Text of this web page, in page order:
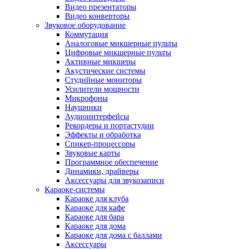
Видео презентаторы
Видео конверторы
Звуковое оборудование
Коммутация
Аналоговые микшерные пульты
Цифровые микшерные пульты
Активные микшеры
Акустические системы
Студийные мониторы
Усилители мощности
Микрофоны
Наушники
Аудиоинтерфейсы
Рекордеры и портастудии
Эффекты и обработка
Спикер-процессоры
Звуковые карты
Программное обеспечение
Динамики, драйверы
Аксессуары для звукозаписи
Караоке-системы
Караоке для клуба
Караоке для кафе
Караоке для бара
Караоке для дома
Караоке для дома с баллами
Аксессуары